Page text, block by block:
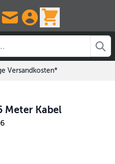
Versandkosten*
Meter Kabel